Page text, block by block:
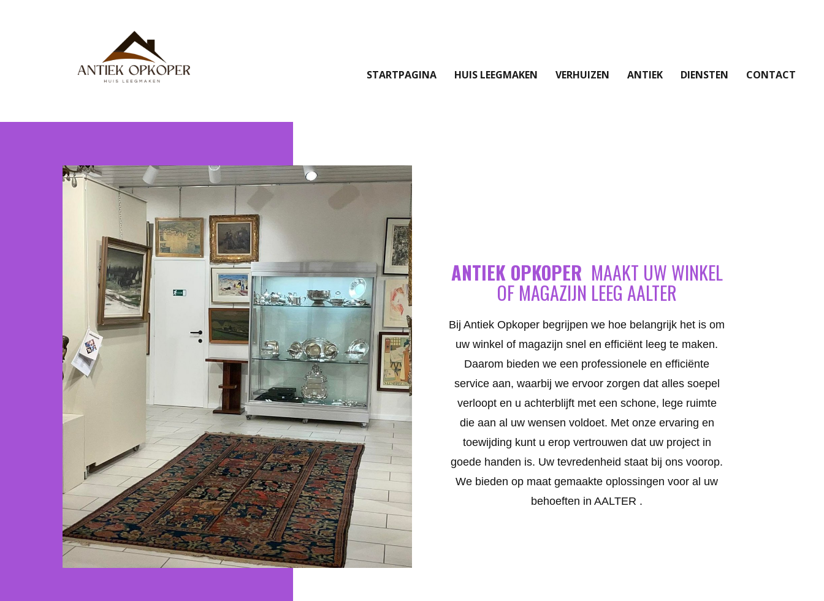
STARTPAGINA HUIS LEEGMAKEN VERHUIZEN ANTIEK DIENSTEN CONTACT
ANTIEK OPKOPER MAAKT UW WINKEL
OF MAGAZIJN LEEG AALTER
Bij Antiek Opkoper begrijpen we hoe belangrijk het is om
uw winkel of magazijn snel en efficiënt leeg te maken.
Daarom bieden we een professionele en efficiënte
service aan, waarbij we ervoor zorgen dat alles soepel
verloopt en u achterblijft met een schone, lege ruimte
die aan al uw wensen voldoet. Met onze ervaring en
toewijding kunt u erop vertrouwen dat uw project in
goede handen is. Uw tevredenheid staat bij ons voorop.
We bieden op maat gemaakte oplossingen voor al uw
behoeften in AALTER .